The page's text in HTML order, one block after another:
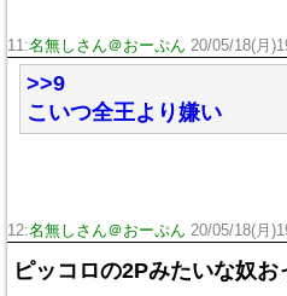
11:名無しさん＠おーぷん 20/05/18(月
>>9
こいつ全王より嫌い
12:名無しさん＠おーぷん 20/05/18(月
ピッコロの2Pみたいな奴お